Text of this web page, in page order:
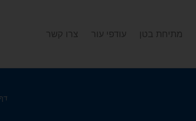
מתיחת בטן עודפי עור צרו קשר